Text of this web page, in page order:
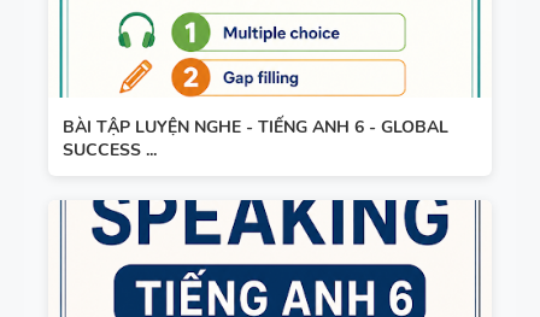
CÓ ĐÁP ÁN
THEO TỪNG
UNIT -
TIẾNG ANH
10 -
SUCCESS -
HỌC KỲ 1 -
CÓ ĐÁP ÁN
BÀI TẬP LUYỆN NGHE - TIẾNG ANH 6 - GLOBAL
SUCCESS ...